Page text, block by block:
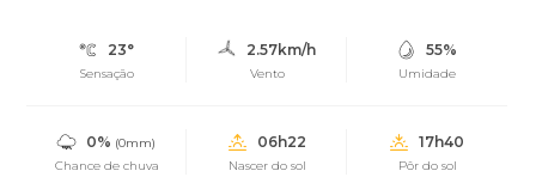
23°
Sensação
2.57km/h
Vento
55%
Umidade
0% (0mm)
Chance de chuva
06h22
Nascer do sol
17h40
Pôr do sol